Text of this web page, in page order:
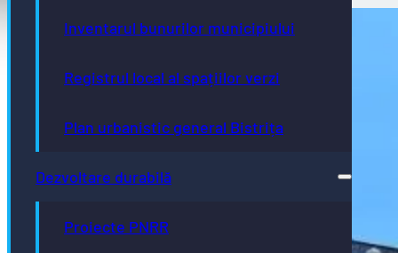
Inventarul bunurilor municipiului
Registrul local al spațiilor verzi
Plan urbanistic general Bistrița
Dezvoltare durabilă
Proiecte PNRR